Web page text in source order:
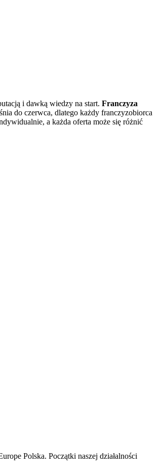
i dawką wiedzy na start. Franczyza
do czerwca, dlatego każdy franczyzobiorca
a każda oferta może się różnić
Polska. Początki naszej działalności